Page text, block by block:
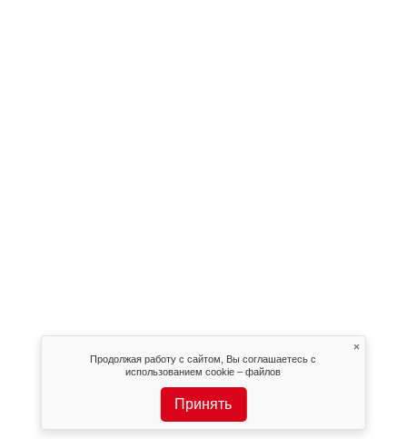
Продолжая работу с сайтом, Вы соглашаетесь с
использованием cookie – файлов
Принять
×